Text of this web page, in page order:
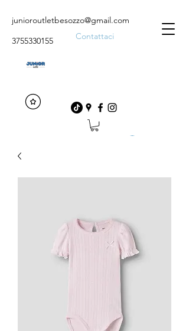
junioroutletbesozzo@gmail.com
Contattaci
3755330155